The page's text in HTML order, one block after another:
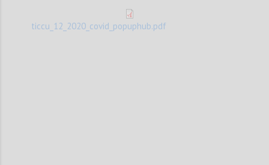
ticcu_12_2020_covid_popuphub.pdf